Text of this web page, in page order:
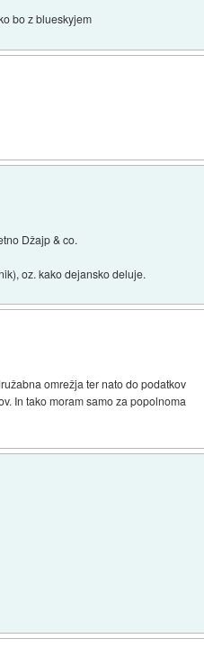
bo z blueskyjem
Džajp & co.
oz. kako dejansko deluje.
omrežja ter nato do podatkov
In tako moram samo za popolnoma